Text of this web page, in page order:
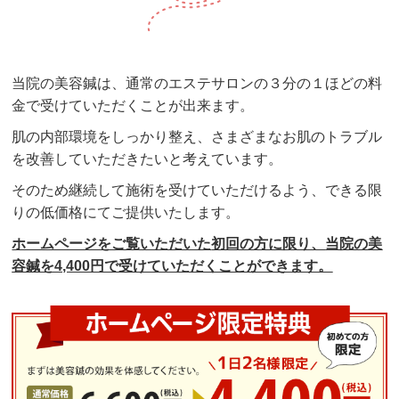
当院の美容鍼は、通常のエステサロンの３分の１ほどの料
金で受けていただくことが出来ます。
肌の内部環境をしっかり整え、さまざまなお肌のトラブル
を改善していただきたいと考えています。
そのため継続して施術を受けていただけるよう、できる限
りの低価格にてご提供いたします。
ホームページをご覧いただいた初回の方に限り、 当院の美
容鍼を4,400円で受けていただくことができます。